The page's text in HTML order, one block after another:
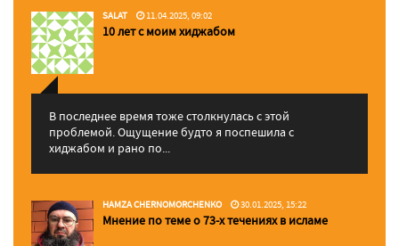
SALAT 11.04.2025, 09:02
10 лет с моим хиджабом
В последнее время тоже столкнулась с этой
проблемой. Ощущение будто я поспешила с
хиджабом и рано по...
HAMZA CHERNOMORCHENKO 30.01.2025, 15:22
Мнение по теме о 73-х течениях в исламе